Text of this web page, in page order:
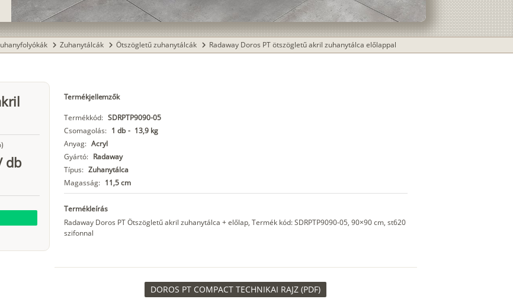
chevron_right Zuhanytálcák chevron_right Ötszögletű zuhanytálcák chevron_right Radaway Doros PT ötszögletű akril zuhanytálca előlappal
db
Termékjellemzők
Termékkód: SDRPTP9090-05
Csomagolás: 1 db - 13,9 kg
Anyag: Acryl
Gyártó: Radaway
Típus: Zuhanytálca
Magasság: 11,5 cm
Termékleírás
Radaway Doros PT Ötszögletű akril zuhanytálca + előlap, Termék kód: SDRPTP9090-05, 90×90 cm, st620
szifonnal
DOROS PT COMPACT TECHNIKAI RAJZ (PDF)